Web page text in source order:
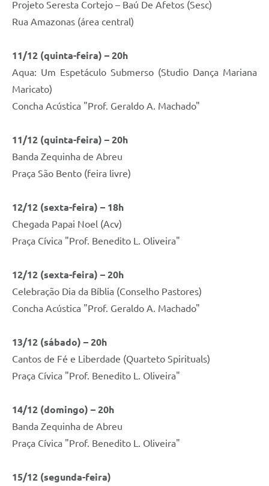
Projeto Seresta Cortejo – Baú De Afetos (Sesc)
Rua Amazonas (área central)
11/12 (quinta-feira) – 20h
Aqua: Um Espetáculo Submerso (Studio Dança Mariana
Maricato)
Concha Acústica "Prof. Geraldo A. Machado"
11/12 (quinta-feira) – 20h
Banda Zequinha de Abreu
Praça São Bento (feira livre)
12/12 (sexta-feira) – 18h
Chegada Papai Noel (Acv)
Praça Cívica "Prof. Benedito L. Oliveira"
12/12 (sexta-feira) – 20h
Celebração Dia da Bíblia (Conselho Pastores)
Concha Acústica "Prof. Geraldo A. Machado"
13/12 (sábado) – 20h
Cantos de Fé e Liberdade (Quarteto Spirituals)
Praça Cívica "Prof. Benedito L. Oliveira"
14/12 (domingo) – 20h
Banda Zequinha de Abreu
Praça Cívica "Prof. Benedito L. Oliveira"
15/12 (segunda-feira)